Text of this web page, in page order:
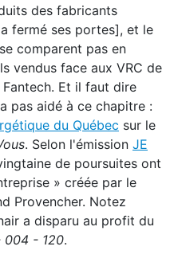
des fabricants
fermé ses portes], et le
comparent pas en
vendus face aux VRC de
Et il faut dire
pas aidé à ce chapitre :
du Québec sur le
. Selon l'émission JE
de poursuites ont
» créée par le
Provencher. Notez
a disparu au profit du
004 - 120.